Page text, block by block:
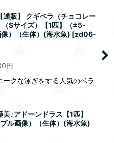
通販】 クギベラ（チョコレー
（Sサイズ）【1匹】（±5-
）（生体）(海水魚) [zd06-
円
ークな泳ぎをする人気のベラ
美♪アドーンドラス【1匹】
ル画像）（生体）(海水魚)